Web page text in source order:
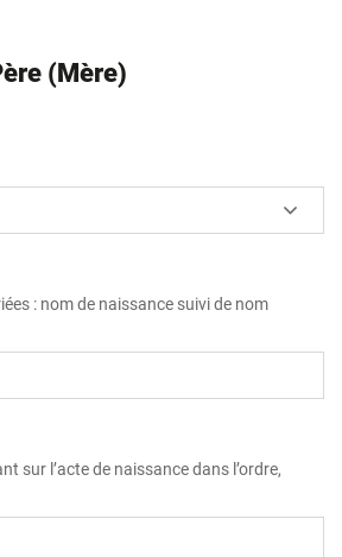
(Mère)
: nom de naissance suivi de nom
sur l’acte de naissance dans l’ordre,